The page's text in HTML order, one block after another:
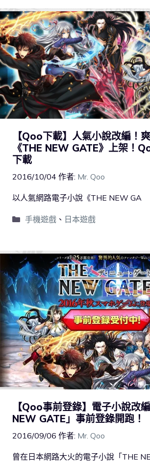
【Qoo下載】人氣小說改編！
《THE NEW GATE》上架！
下載
2016/10/04 作者: Mr. Qoo
以人氣網路電子小說《THE NEW GA
手機遊戲、 日本遊戲
【Qoo事前登錄】電子小說改
NEW GATE」事前登錄開跑！
2016/09/06 作者: Mr. Qoo
曾在日本網路大火的電子小說「THE NE